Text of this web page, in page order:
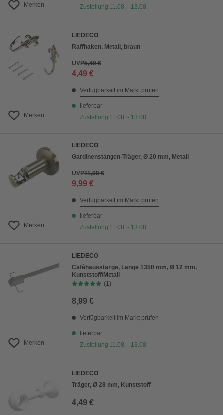
Merken
Zustellung 11.08. - 13.08.
Merken
LIEDECO
Raffhaken, Metall, braun
UVP5,49 €
4,49 €
Verfügbarkeit im Markt prüfen
lieferbar
Zustellung 11.08. - 13.08.
Merken
LIEDECO
Gardinenstangen-Träger, Ø 20 mm, Metall
UVP11,99 €
9,99 €
Verfügbarkeit im Markt prüfen
lieferbar
Zustellung 11.08. - 13.08.
Merken
LIEDECO
Caféhausstange, Länge 1350 mm, Ø 12 mm,
Kunststoff/Metall
(1)
8,99 €
Verfügbarkeit im Markt prüfen
lieferbar
Zustellung 11.08. - 13.08.
LIEDECO
Träger, Ø 28 mm, Kunststoff
4,49 €